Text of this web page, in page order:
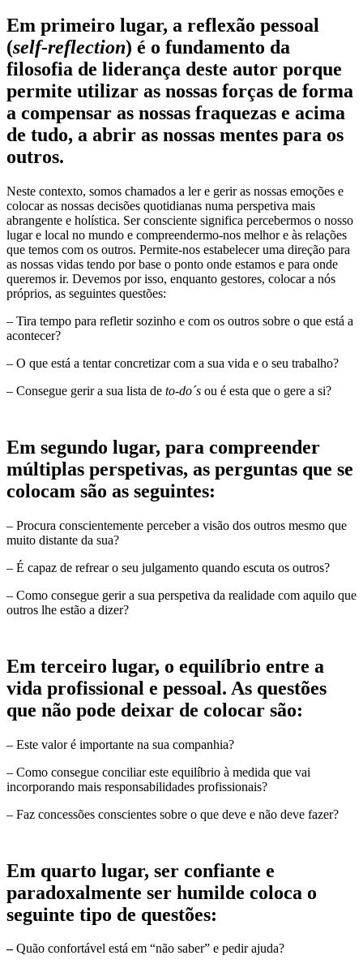
Em primeiro lugar, a reflexão pessoal
(self-reflection) é o fundamento da
filosofia de liderança deste autor porque
permite utilizar as nossas forças de forma
a compensar as nossas fraquezas e acima
de tudo, a abrir as nossas mentes para os
outros.
Neste contexto, somos chamados a ler e gerir as nossas emoções e
colocar as nossas decisões quotidianas numa perspetiva mais
abrangente e holística. Ser consciente significa percebermos o nosso
lugar e local no mundo e compreendermo-nos melhor e às relações
que temos com os outros. Permite-nos estabelecer uma direção para
as nossas vidas tendo por base o ponto onde estamos e para onde
queremos ir. Devemos por isso, enquanto gestores, colocar a nós
próprios, as seguintes questões:
– Tira tempo para refletir sozinho e com os outros sobre o que está a
acontecer?
– O que está a tentar concretizar com a sua vida e o seu trabalho?
– Consegue gerir a sua lista de to-do´s ou é esta que o gere a si?
Em segundo lugar, para compreender
múltiplas perspetivas, as perguntas que se
colocam são as seguintes:
– Procura conscientemente perceber a visão dos outros mesmo que
muito distante da sua?
– É capaz de refrear o seu julgamento quando escuta os outros?
– Como consegue gerir a sua perspetiva da realidade com aquilo que
outros lhe estão a dizer?
Em terceiro lugar, o equilíbrio entre a
vida profissional e pessoal. As questões
que não pode deixar de colocar são:
– Este valor é importante na sua companhia?
– Como consegue conciliar este equilíbrio à medida que vai
incorporando mais responsabilidades profissionais?
– Faz concessões conscientes sobre o que deve e não deve fazer?
Em quarto lugar, ser confiante e
paradoxalmente ser humilde coloca o
seguinte tipo de questões:
–Quão confortável está em “não saber” e pedir ajuda?